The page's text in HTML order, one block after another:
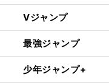
Vジャンプ
最強ジャンプ
少年ジャンプ+